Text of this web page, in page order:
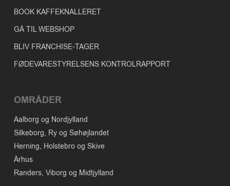
BOOK KAFFEKNALLERET
GÅ TIL WEBSHOP
BLIV FRANCHISE-TAGER
FØDEVARESTYRELSENS KONTROLRAPPORT
OMRÅDER
Aalborg og Nordjylland
Silkeborg, Ry og Søhøjlandet
Herning, Holstebro og Skive
Århus
Randers, Viborg og Midtjylland